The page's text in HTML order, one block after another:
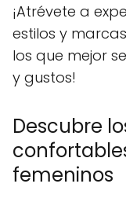
¡Atrévete a
estilos y
los que mejor
y gustos!
Descubre
femeninos